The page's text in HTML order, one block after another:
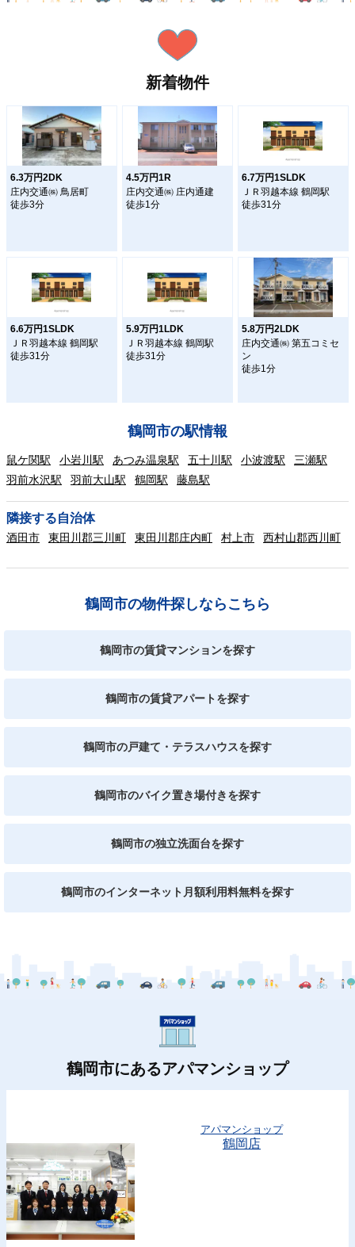
新着物件
6.3万円2DK
庄内交通㈱ 鳥居町
徒歩3分
4.5万円1R
庄内交通㈱ 庄内通建
徒歩1分
6.7万円1SLDK
ＪＲ羽越本線 鶴岡駅
徒歩31分
6.6万円1SLDK
ＪＲ羽越本線 鶴岡駅
徒歩31分
5.9万円1LDK
ＪＲ羽越本線 鶴岡駅
徒歩31分
5.8万円2LDK
庄内交通㈱ 第五コミセ
ン
徒歩1分
鶴岡市の駅情報
鼠ケ関駅 小岩川駅 あつみ温泉駅 五十川駅 小波渡駅
三瀬駅
羽前水沢駅
羽前大山駅 鶴岡駅 藤島駅
隣接する自治体
酒田市 東田川郡三川町 東田川郡庄内町 村上市 西村山郡西川町
鶴岡市の物件探しならこちら
鶴岡市の賃貸マンションを探す
鶴岡市の賃貸アパートを探す
鶴岡市の戸建て・テラスハウスを探す
鶴岡市のバイク置き場付きを探す
鶴岡市の独立洗面台を探す
鶴岡市のインターネット月額利用料無料を探す
鶴岡市にあるアパマンショップ
アパマンショップ
鶴岡店